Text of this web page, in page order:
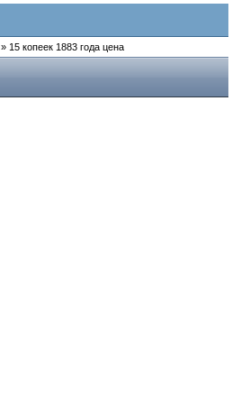
» 15 копеек 1883 года цена